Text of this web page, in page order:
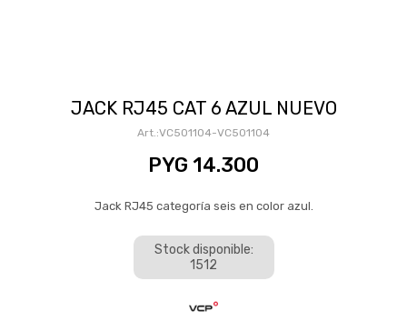
JACK RJ45 CAT 6 AZUL NUEVO
VC501104-VC501104
PYG 14.300
Jack RJ45 categoría seis en color azul.
Stock disponible:
1512